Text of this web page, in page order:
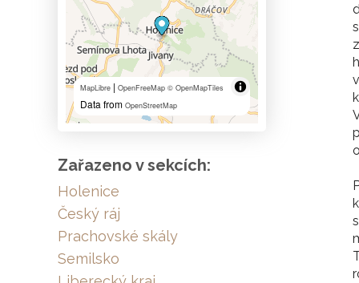
MapLibre | OpenFreeMap © OpenMapTiles
Data from OpenStreetMap
Zařazeno v sekcích:
Holenice
Český ráj
Prachovské skály
Semilsko